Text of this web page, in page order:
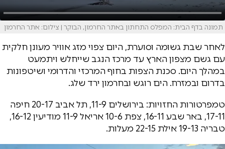
תמונה בדף הבית: המפלס התחתון באתר החרמון, הבוקר | צילום: אתר החרמון
לאחר שבת גשומה וסוערת, היום צפוי מזג אוויר מעונן חלקית
עם גשם מצפון הארץ עד מרכז הנגב שייחלש ויתמעט
במהלך היום. סכנת הצפות בחוף המרכזי והדרומי ושיטפונות
בדרום ובמזרח. הים רוגש ובחרמון ירד שלג.
טמפרטורות החזויות: בירושלים 11-9, תל אביב 20-17 חיפה
17-11, באר שבע 16-11, צפת 10-6 אריאל 11-9 מודיעין 16-12,
טבריה 19-13 אילת 22-15 מעלות.